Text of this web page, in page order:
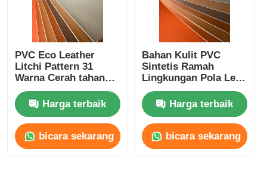
Sepatu Bahan Kulit
Sarung Tangan Kulit
kulit bola
Kulit buatan
PVC Eco Leather
Litchi Pattern 31
Warna Cerah tahan
goresan untuk ruang
komersialHarga terbaik
bicara sekarang
Bahan Kulit PVC
Sintetis Ramah
Lingkungan Pola Leci
Berkelanjutan Untuk
Area PublikHarga terbaik
bicara sekarang